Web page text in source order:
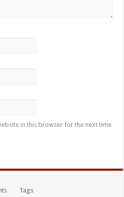
in this browser for the next time
Tags